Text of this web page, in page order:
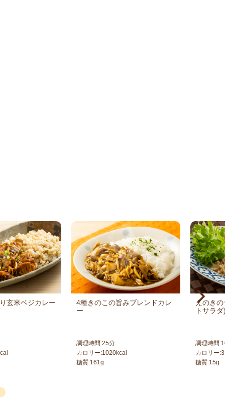
玄米ベジカレー
4種きのこの旨みブレンドカレ
ー
調理時間:25分
カロリー:1020kcal
糖質:161g
えのき
トサラ
調理時間:
カロリー:
糖質:15g